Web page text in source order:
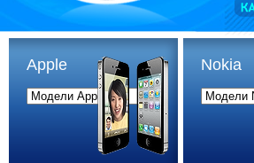
Apple Nokia